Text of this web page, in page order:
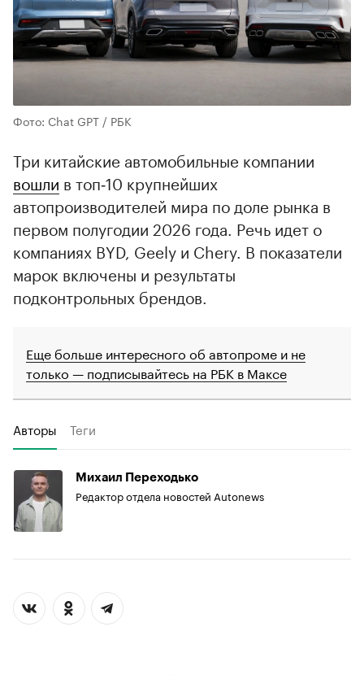
Фото: Chat GPT / РБК
Три китайские автомобильные компании
вошли в топ‑10 крупнейших
автопроизводителей мира по доле рынка в
первом полугодии 2026 года. Речь идет о
компаниях BYD, Geely и Chery. В показатели
марок включены и результаты
подконтрольных брендов.
Еще больше интересного об автопроме и не
только — подписывайтесь на РБК в Максе
Авторы Теги
Михаил Переходько
Редактор отдела новостей Autonews